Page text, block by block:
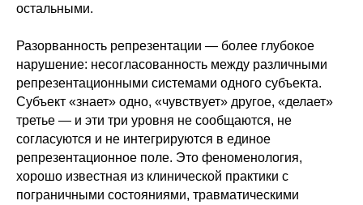
остальными.
Разорванность репрезентации — более глубокое
нарушение: несогласованность между различными
репрезентационными системами одного субъекта.
Субъект «знает» одно, «чувствует» другое, «делает»
третье — и эти три уровня не сообщаются, не
согласуются и не интегрируются в единое
репрезентационное поле. Это феноменология,
хорошо известная из клинической практики с
пограничными состояниями, травматическими